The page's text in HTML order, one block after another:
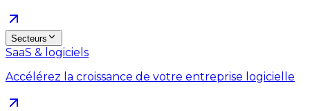
Secteurs
SaaS & logiciels
Accélérez la croissance de votre entreprise logicielle